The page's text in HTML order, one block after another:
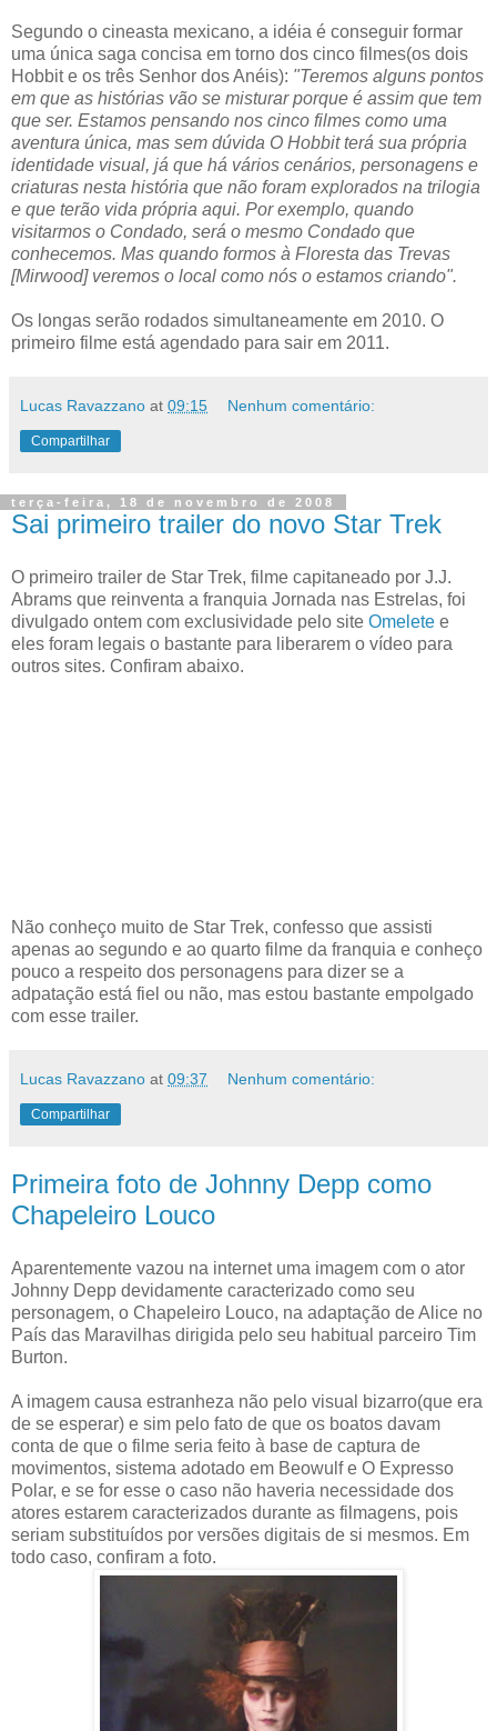
Segundo o cineasta mexicano, a idéia é conseguir formar
uma única saga concisa em torno dos cinco filmes(os dois
Hobbit e os três Senhor dos Anéis): "Teremos alguns pontos
em que as histórias vão se misturar porque é assim que tem
que ser. Estamos pensando nos cinco filmes como uma
aventura única, mas sem dúvida O Hobbit terá sua própria
identidade visual, já que há vários cenários, personagens e
criaturas nesta história que não foram explorados na trilogia
e que terão vida própria aqui. Por exemplo, quando
visitarmos o Condado, será o mesmo Condado que
conhecemos. Mas quando formos à Floresta das Trevas
[Mirwood] veremos o local como nós o estamos criando".
Os longas serão rodados simultaneamente em 2010. O
primeiro filme está agendado para sair em 2011.
Lucas Ravazzano at 09:15 Nenhum comentário:
Compartilhar
terça-feira, 18 de novembro de 2008
Sai primeiro trailer do novo Star Trek
O primeiro trailer de Star Trek, filme capitaneado por J.J.
Abrams que reinventa a franquia Jornada nas Estrelas, foi
divulgado ontem com exclusividade pelo site Omelete e
eles foram legais o bastante para liberarem o vídeo para
outros sites. Confiram abaixo.
Não conheço muito de Star Trek, confesso que assisti
apenas ao segundo e ao quarto filme da franquia e conheço
pouco a respeito dos personagens para dizer se a
adpatação está fiel ou não, mas estou bastante empolgado
com esse trailer.
Lucas Ravazzano at 09:37 Nenhum comentário:
Compartilhar
Primeira foto de Johnny Depp como
Chapeleiro Louco
Aparentemente vazou na internet uma imagem com o ator
Johnny Depp devidamente caracterizado como seu
personagem, o Chapeleiro Louco, na adaptação de Alice no
País das Maravilhas dirigida pelo seu habitual parceiro Tim
Burton.
A imagem causa estranheza não pelo visual bizarro(que era
de se esperar) e sim pelo fato de que os boatos davam
conta de que o filme seria feito à base de captura de
movimentos, sistema adotado em Beowulf e O Expresso
Polar, e se for esse o caso não haveria necessidade dos
atores estarem caracterizados durante as filmagens, pois
seriam substituídos por versões digitais de si mesmos. Em
todo caso, confiram a foto.